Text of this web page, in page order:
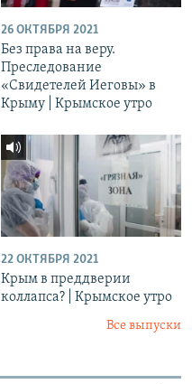
26 ОКТЯБРЯ 2021
Без права на веру.
Преследование
«Свидетелей Иеговы» в
Крыму | Крымское утро
22 ОКТЯБРЯ 2021
Крым в преддверии
коллапса? | Крымское утро
Все выпуски